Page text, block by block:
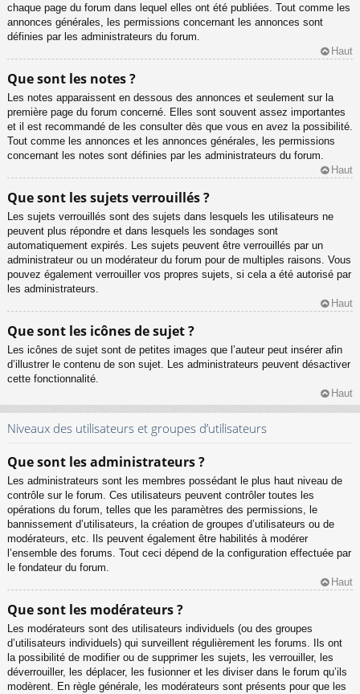
chaque page du forum dans lequel elles ont été publiées. Tout comme les
annonces générales, les permissions concernant les annonces sont
définies par les administrateurs du forum.
Haut
Que sont les notes ?
Les notes apparaissent en dessous des annonces et seulement sur la
première page du forum concerné. Elles sont souvent assez importantes
et il est recommandé de les consulter dès que vous en avez la possibilité.
Tout comme les annonces et les annonces générales, les permissions
concernant les notes sont définies par les administrateurs du forum.
Haut
Que sont les sujets verrouillés ?
Les sujets verrouillés sont des sujets dans lesquels les utilisateurs ne
peuvent plus répondre et dans lesquels les sondages sont
automatiquement expirés. Les sujets peuvent être verrouillés par un
administrateur ou un modérateur du forum pour de multiples raisons. Vous
pouvez également verrouiller vos propres sujets, si cela a été autorisé par
les administrateurs.
Haut
Que sont les icônes de sujet ?
Les icônes de sujet sont de petites images que l’auteur peut insérer afin
d’illustrer le contenu de son sujet. Les administrateurs peuvent désactiver
cette fonctionnalité.
Haut
Niveaux des utilisateurs et groupes d’utilisateurs
Que sont les administrateurs ?
Les administrateurs sont les membres possédant le plus haut niveau de
contrôle sur le forum. Ces utilisateurs peuvent contrôler toutes les
opérations du forum, telles que les paramètres des permissions, le
bannissement d’utilisateurs, la création de groupes d’utilisateurs ou de
modérateurs, etc. Ils peuvent également être habilités à modérer
l’ensemble des forums. Tout ceci dépend de la configuration effectuée par
le fondateur du forum.
Haut
Que sont les modérateurs ?
Les modérateurs sont des utilisateurs individuels (ou des groupes
d’utilisateurs individuels) qui surveillent régulièrement les forums. Ils ont
la possibilité de modifier ou de supprimer les sujets, les verrouiller, les
déverrouiller, les déplacer, les fusionner et les diviser dans le forum qu’ils
modèrent. En règle générale, les modérateurs sont présents pour que les